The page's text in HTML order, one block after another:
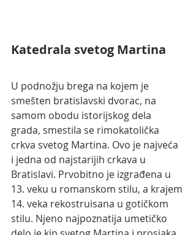
Katedrala svetog Martina
U podnožju brega na kojem je
smešten bratislavski dvorac, na
samom obodu istorijskog dela
grada, smestila se rimokatolička
crkva svetog Martina. Ovo je najveća
i jedna od najstarijih crkava u
Bratislavi. Prvobitno je izgrađena u
13. veku u romanskom stilu, a krajem
14. veka rekostruisana u gotičkom
stilu. Njeno najpoznatija umetičko